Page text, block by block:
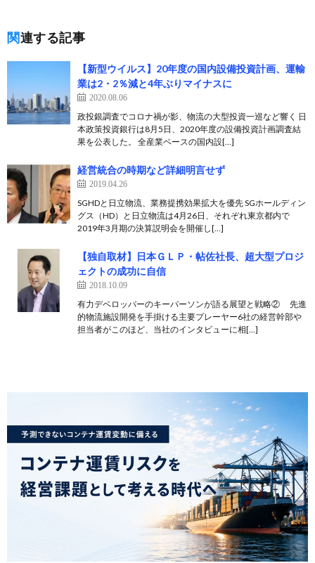
関連する記事
【新型ウイルス】20年度の国内設備投資計画、運輸
業は2・2％減と4年ぶりマイナスに
2020.08.06
政投銀調査でコロナ禍が影、物流の大型投資一巡など響く 日
本政策投資銀行は8月5日、2020年度の設備投資計画調査結
果を公表した。 全産業ベースの国内設[…]
経営統合の時期など詳細明言せず
2019.04.26
SGHDと日立物流、業務提携効果拡大を優先 SGホールディン
グス（HD）と日立物流は4月26日、それぞれ東京都内で
2019年3月期の決算説明会を開催し[…]
【独自取材】日本ＧＬＰ・帖佐社長、超大型プロジ
ェクトの成功に自信
2018.10.09
有力デベロッパーのキーパーソンが語る展望と戦略② 先進
的物流施設開発を手掛ける主要プレーヤー6社の経営幹部や
担当者がこのほど、当社のインタビューに相[…]